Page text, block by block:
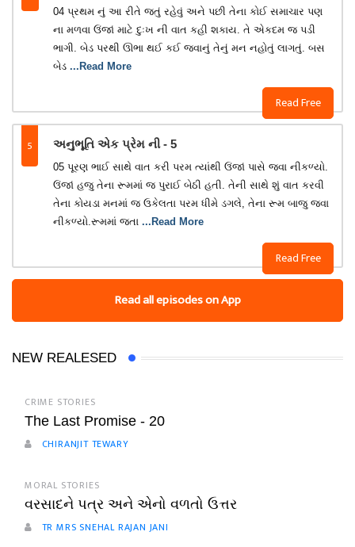
Read Free
04 પ્રથમ નું આ રીતે જતું રહેવું અને પછી તેના કોઈ સમાચાર પણ
ના મળવા ઉંજાં માટે દુઃખ ની વાત કહી શકાય. તે એકદમ જ પડી
ભાગી. બેડ પરથી ઊભા થઈ કઈ જવાનું તેનું મન નહોતું લાગતું. બસ
બેડ ...Read More
5 અનુભૂતિ એક પ્રેમ ની - 5
Read Free
05 પૂરણ ભાઈ સાથે વાત કરી પરમ ત્યાંથી ઉંજાં પાસે જવા નીકળ્યો.
ઉંજાં હજુ તેના રૂમમાં જ પુરાઈ બેઠી હતી. તેની સાથે શું વાત કરવી
તેના કોયડા મનમાં જ ઉકેલતા પરમ ધીમે ડગલે, તેના રૂમ બાજુ જવા
નીકળ્યો.રૂમમાં જતા ...Read More
Read all episodes on App
NEW REALESED
CRIME STORIES
The Last Promise - 20
CHIRANJIT TEWARY
MORAL STORIES
વરસાદને પત્ર અને એનો વળતો ઉત્તર
TR MRS SNEHAL RAJAN JANI